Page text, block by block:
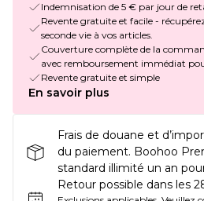
Indemnisation de 5 € par jour de
Revente gratuite et facile -
seconde vie à vos articles.
Couverture complète de la
avec remboursement immédiat
Revente gratuite et simple
En savoir plus
Frais de douane et
du paiement. Boohoo
standard illimité un an
Retour possible dans les